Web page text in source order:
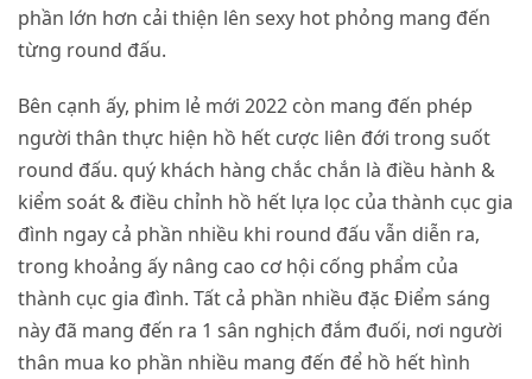
phần lớn hơn cải thiện lên sexy hot phỏng mang đến
từng round đấu.
Bên cạnh ấy, phim lẻ mới 2022 còn mang đến phép
người thân thực hiện hồ hết cược liên đới trong suốt
round đấu. quý khách hàng chắc chắn là điều hành &
kiểm soát & điều chỉnh hồ hết lựa lọc của thành cục gia
đình ngay cả phần nhiều khi round đấu vẫn diễn ra,
trong khoảng ấy nâng cao cơ hội cống phẩm của
thành cục gia đình. Tất cả phần nhiều đặc Điểm sáng
này đã mang đến ra 1 sân nghịch đắm đuối, nơi người
thân mua ko phần nhiều mang đến để hồ hết hình